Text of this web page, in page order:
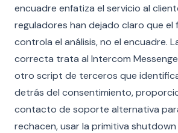
encuadre enfatiza el servicio al
reguladores han dejado claro que el
controla el análisis, no el encuadre.
correcta trata al Intercom
otro script de terceros que
detrás del consentimiento,
contacto de soporte alternativa
rechacen, usar la primitiva